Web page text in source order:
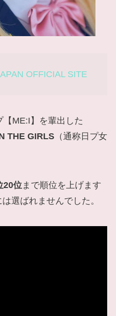
OFFICIAL SITE
ME:I】を輩出した
THE GIRLS（通称日プ女
20位 まで順位を上げます
選ばれませんでした。